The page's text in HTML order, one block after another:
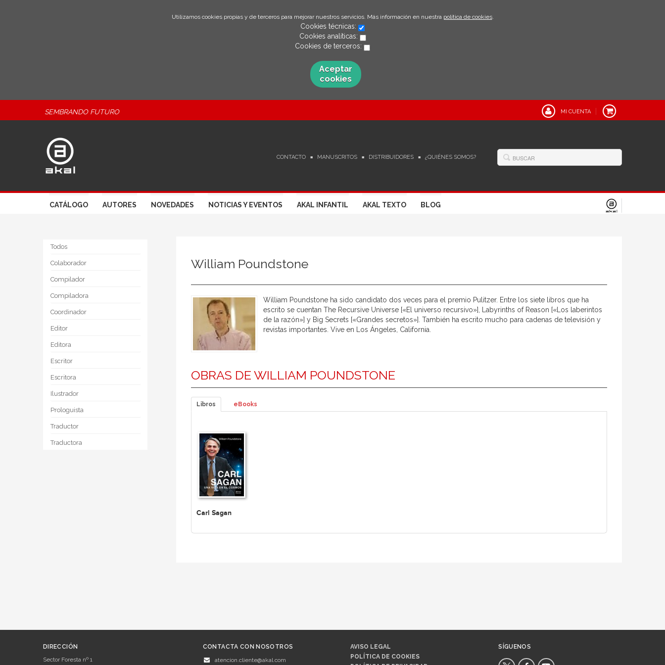
Utilizamos cookies propias y de terceros para mejorar nuestros servicios. Más información en nuestra política de cookies.
Cookies técnicas:
Cookies analíticas:
Cookies de terceros:
Aceptar
cookies
SEMBRANDO FUTURO MI CUENTA
CONTACTO MANUSCRITOS DISTRIBUIDORES ¿QUIÉNES SOMOS?
CATÁLOGO AUTORES NOVEDADES NOTICIAS Y EVENTOS AKAL INFANTIL AKAL TEXTO BLOG
Todos
Colaborador
Compilador
Compiladora
Coordinador
Editor
Editora
Escritor
Escritora
Ilustrador
Prologuista
Traductor
Traductora
William Poundstone
William Poundstone ha sido candidato dos veces para el premio Pulitzer. Entre los siete libros que ha
escrito se cuentan The Recursive Universe [«El universo recursivo»], Labyrinths of Reason [«Los laberintos
de la razón»] y Big Secrets [«Grandes secretos»]. También ha escrito mucho para cadenas de televisión y
revistas importantes. Vive en Los Ángeles, California.
OBRAS DE WILLIAM POUNDSTONE
Libros eBooks
Carl Sagan
DIRECCIÓN
Sector Foresta nº 1
CONTACTA CON NOSOTROS
atencion.cliente@akal.com
AVISO LEGAL
POLÍTICA DE COOKIES
SÍGUENOS